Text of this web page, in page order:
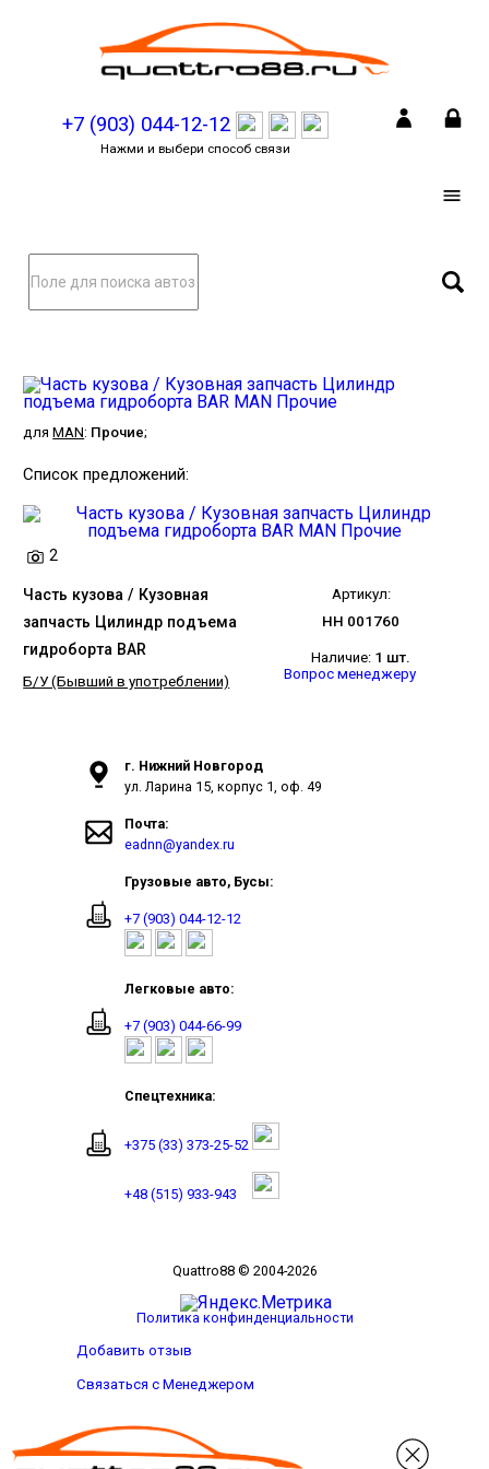
+7 (903) 044-12-12
Нажми и выбери способ связи
дляMAN: Прочие;
Список предложений:
2
Часть кузова / Кузовная
запчасть Цилиндр подъема
гидроборта BAR
Б/У (Бывший в употреблении)
Артикул:
НН 001760
Наличие: 1 шт.
Вопрос менеджеру
г. Нижний Новгород
ул. Ларина 15, корпус 1, оф. 49
Почта:
eadnn@yandex.ru
Грузовые авто, Бусы:
+7 (903) 044-12-12
Легковые авто:
+7 (903) 044-66-99
Спецтехника:
+375 (33) 373-25-52
+48 (515) 933-943
Quattro88 © 2004-2026
Политика конфинденциальности
Добавить отзыв
Связаться с Менеджером